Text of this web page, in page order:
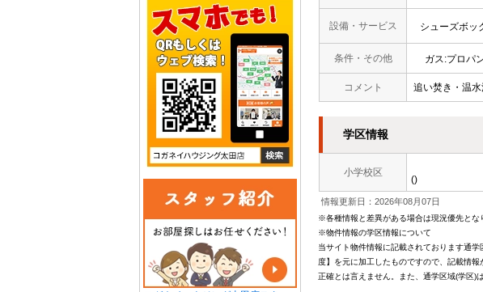
設備・サービス シューズボッ
条件・その他 ガス:プロパ
コメント 追い焚き・温
学区情報
小学校区
()
情報更新日：2026年08月07日
※各種情報と差異がある場合は現況優先とな
※物件情報の学区情報について
当サイト物件情報に記載されております通
度】を元に加工したものですので、記載情
正確とは言えません。また、通学区域(学区)